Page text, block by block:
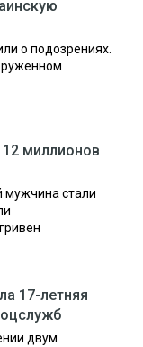
о подозрениях.
миллионов
мужчина стали
17-летняя
двум